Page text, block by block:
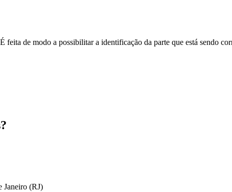
de modo a possibilitar a identificação da parte que está sendo
Janeiro (RJ)